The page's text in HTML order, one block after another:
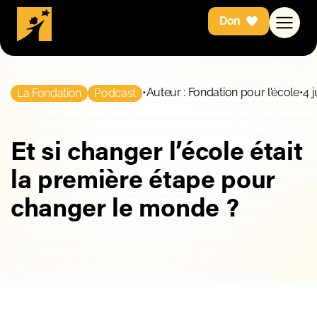
Don
La Fondation Podcast •Auteur : Fondation pour l'école•4
Et si changer l’école était
la première étape pour
changer le monde ?